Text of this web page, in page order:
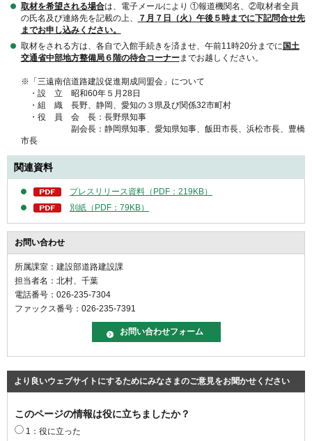
取材を希望される場合は、電子メールにより ①報道機関名、②取材者全員
の氏名及び連絡先を記載の上、
７月７日（火）午後５時までに下記問合せ先
までお申し込みください。
取材をされる方は、各自で入館手続きを済ませ、午前11時20分までに 国土
交通省中部地方整備局６階の待合コーナーまでお越しください。
※「三遠南信道路建設促進期成同盟会」について
・設 立 昭和60年５月28日
・組 織 長野、静岡、愛知の３県及び関係32市町村
・役 員 会 長：長野県知事
副会長：静岡県知事、愛知県知事、飯田市長、浜松市長、豊橋
市長
関連資料
プレスリリース資料（PDF：219KB）
別紙（PDF：79KB）
お問い合わせ
所属課室：建設部道路建設課
担当者名：北村、千葉
電話番号：026-235-7304
ファックス番号：026-235-7391
より良いウェブサイトにするためにみなさまのご意見をお聞かせください
このページの情報は役に立ちましたか？
1：役に立った